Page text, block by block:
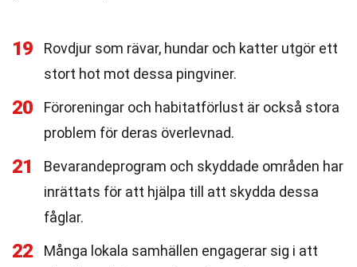
19
Rovdjur som rävar, hundar och katter utgör ett
stort hot mot dessa pingviner.
20
Föroreningar och habitatförlust är också stora
problem för deras överlevnad.
21
Bevarandeprogram och skyddade områden har
inrättats för att hjälpa till att skydda dessa
fåglar.
22
Många lokala samhällen engagerar sig i att